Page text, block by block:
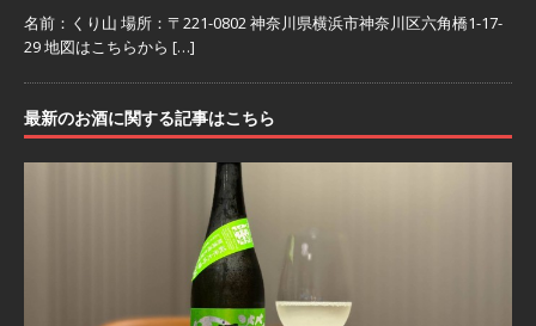
名前：くり山 場所：〒221-0802 神奈川県横浜市神奈川区六角橋1-17-
29 地図はこちらから […]
最新のお酒に関する記事はこちら